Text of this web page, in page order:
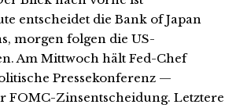
entscheidet die Bank of Japan
morgen folgen die US-
Am Mittwoch hält Fed-Chef
Pressekonferenz —
FOMC-Zinsentscheidung. Letztere